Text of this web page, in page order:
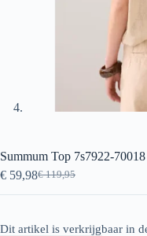
Summum Top 7s7922-
€119,95
Oorspronkelijke
prijs
€ 119,95.
€ 59,98Huidige
prijs
€ 59,98.
Dit artikel is verkrijgbaar in